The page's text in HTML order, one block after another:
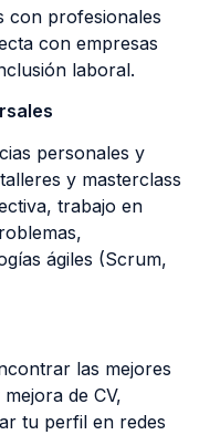
con profesionales
con empresas
laboral.
personales y
y masterclass
trabajo en
ágiles (Scrum,
las mejores
de CV,
tu perfil en redes